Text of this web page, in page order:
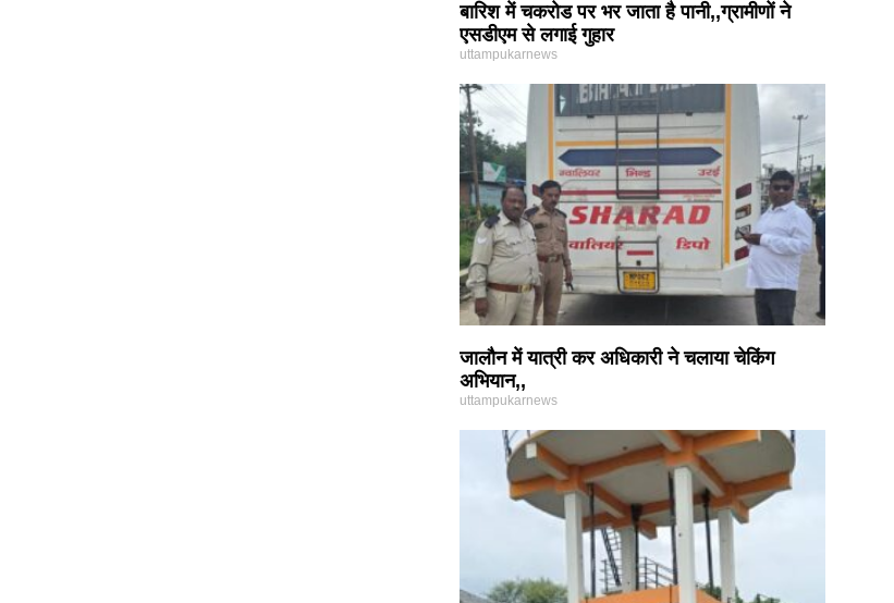
बारिश में चकरोड पर भर जाता है पानी,,ग्रामीणों ने
एसडीएम से लगाई गुहार
uttampukarnews
जालौन में यात्री कर अधिकारी ने चलाया चेकिंग
अभियान,,
uttampukarnews